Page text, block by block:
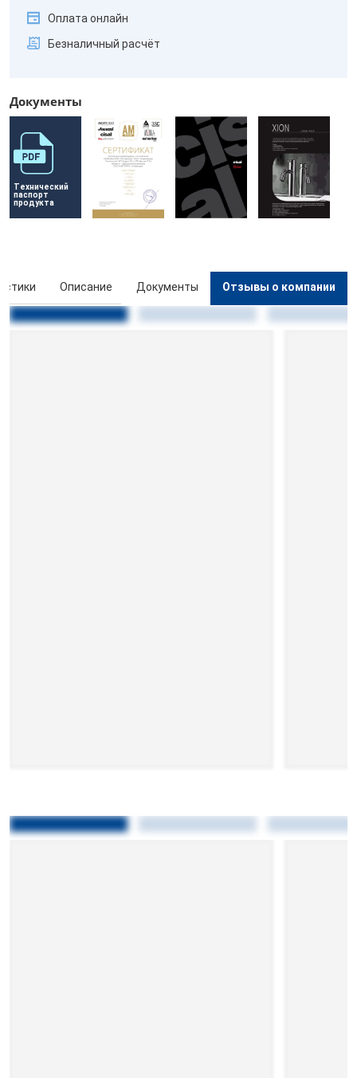
Оплата онлайн
Безналичный расчёт
Документы
Технический
паспорт
продукта
Описание Документы Отзывы о компании